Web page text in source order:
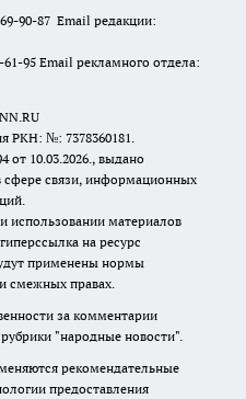
90-87 Email редакции:
95 Email рекламного отдела:
РКН: №: 7378360181.
от 10.03.2026., выдано
сфере связи, информационных
использовании материалов
на ресурс
применены нормы
смежных правах.
за комментарии
"народные новости".
рекомендательные
предоставления